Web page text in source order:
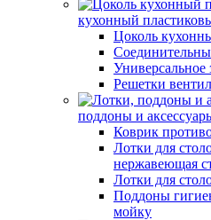
кухонный
Цоколь
Универсальное
Решетки
поддоны и
Коврик
Лотки для
нержавеющая
Лотки для
Поддоны
мойку